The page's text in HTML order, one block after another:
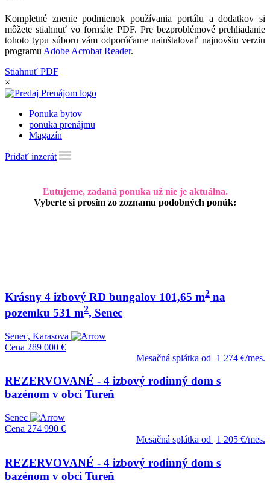
Kompletné znenie podmienok používania portálu a dodatkov si
môžete stiahnuť vo formáte PDF. Pre bezproblémové prehliadanie
tohoto typu súboru vám odporúčame nainštalovať najnovšiu verziu
programu Adobe Acrobat Reader.
Stiahnuť PDF
×
Ponuka bytov
ponuka prenájmu
Magazín
Pridať inzerát
Ľutujeme, zadaná ponuka už nie je aktuálna.
Vyberte si prosím zo zoznamu podobných ponúk:
Krásny 4 izbový RD bungalov 101,65 m2 na
pozemku 531 m2, Senec
Senec, Karasova
Cena 289 000 €
Mesačná splátka od
1 274 €/mes.
REZERVOVANÉ - 4 izbový rodinný dom s
bazénom v obci Tureň
Senec
Cena 274 990 €
Mesačná splátka od
1 205 €/mes.
REZERVOVANÉ - 4 izbový rodinný dom s
bazénom v obci Tureň